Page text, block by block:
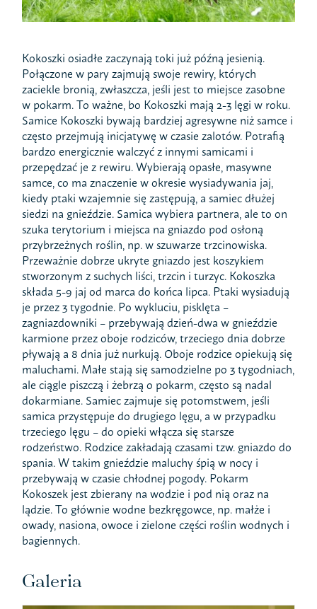
Kokoszki osiadłe zaczynają toki już późną jesienią.
Połączone w pary zajmują swoje rewiry, których
zaciekle bronią, zwłaszcza, jeśli jest to miejsce zasobne
w pokarm. To ważne, bo Kokoszki mają 2-3 lęgi w roku.
Samice Kokoszki bywają bardziej agresywne niż samce i
często przejmują inicjatywę w czasie zalotów. Potrafią
bardzo energicznie walczyć z innymi samicami i
przepędzać je z rewiru. Wybierają opasłe, masywne
samce, co ma znaczenie w okresie wysiadywania jaj,
kiedy ptaki wzajemnie się zastępują, a samiec dłużej
siedzi na gnieździe. Samica wybiera partnera, ale to on
szuka terytorium i miejsca na gniazdo pod osłoną
przybrzeżnych roślin, np. w szuwarze trzcinowiska.
Przeważnie dobrze ukryte gniazdo jest koszykiem
stworzonym z suchych liści, trzcin i turzyc. Kokoszka
składa 5-9 jaj od marca do końca lipca. Ptaki wysiadują
je przez 3 tygodnie. Po wykluciu, pisklęta –
zagniazdowniki – przebywają dzień-dwa w gnieździe
karmione przez oboje rodziców, trzeciego dnia dobrze
pływają a 8 dnia już nurkują. Oboje rodzice opiekują się
maluchami. Małe stają się samodzielne po 3 tygodniach,
ale ciągle piszczą i żebrzą o pokarm, często są nadal
dokarmiane. Samiec zajmuje się potomstwem, jeśli
samica przystępuje do drugiego lęgu, a w przypadku
trzeciego lęgu – do opieki włącza się starsze
rodzeństwo. Rodzice zakładają czasami tzw. gniazdo do
spania. W takim gnieździe maluchy śpią w nocy i
przebywają w czasie chłodnej pogody. Pokarm
Kokoszek jest zbierany na wodzie i pod nią oraz na
lądzie. To głównie wodne bezkręgowce, np. małże i
owady, nasiona, owoce i zielone części roślin wodnych i
bagiennych.
Galeria